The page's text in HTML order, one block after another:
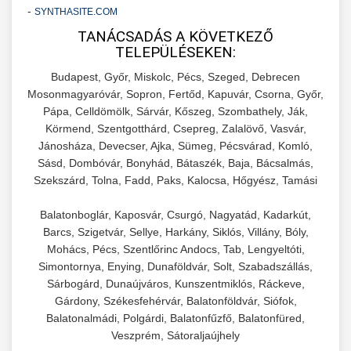
szonyegtisztito.net
marketing stratégiai tervrajz
Teljes dokumentáció egy klinika átalakulási
útjáról, bemutatva az utat a küzdő praxistól a
virágzó vállalkozásig 150%-os növekedéssel.
szonyegtakaritas.org
klinika átalakulási történet
🎪 18. Szemhéjplasztika Iránti
Érdeklődés 150%-os Fokozása
Technikák és módszerek a páciensek
érdeklődésének és elkötelezettségének drámai
növeléséhez. Egy 150%-os fellendülési
esettanulmány gyakorlati betekintésekkel.
elkötelezettség erősítési módszerek
🎮 19. AI Google Ads és Meta
Kampány Kezelés
+
Fejlett AI-alapú Google Ads és Meta hirdetési
költségvetését gépi tanulással és
automatizálással.
aikampany.hu AI hirdetési automatizálás
Professzionális ipari dagasztógépek és
tésztakeverő gépek pékségek és kereskedelmi
konyhák számára. Masszív konstrukció
megbízható teljesítményhez.
chef-iparikonyhagepek.hu
🔪 21. Ipari Szeletelőgép +
Ipari hús- és sajtszeletelő gépek professzionális
élelmiszer-előkészítéshez. Precíziós vágás
állítható vastagság beállítással.
📦 22. Vákuumozó Gép
- SYNTHASITE.COM
TANÁCSADÁS A KÖVETKEZŐ
TELEPÜLÉSEKEN:
Budapest, Győr, Miskolc, Pécs, Szeged, Debrecen
Mosonmagyaróvár, Sopron, Fertőd, Kapuvár, Csorna, Győr,
Pápa, Celldömölk, Sárvár, Kőszeg, Szombathely, Ják,
Körmend, Szentgotthárd, Csepreg, Zalalövő, Vasvár,
Jánosháza, Devecser, Ajka, Sümeg, Pécsvárad, Komló,
Sásd, Dombóvár, Bonyhád, Bátaszék, Baja, Bácsalmás,
Szekszárd, Tolna, Fadd, Paks, Kalocsa, Hőgyész, Tamási
Balatonboglár, Kaposvár, Csurgó, Nagyatád, Kadarkút,
Barcs, Szigetvár, Sellye, Harkány, Siklós, Villány, Bóly,
Mohács, Pécs, Szentlőrinc Andocs, Tab, Lengyeltóti,
Simontornya, Enying, Dunaföldvár, Solt, Szabadszállás,
Sárbogárd, Dunaújváros, Kunszentmiklós, Ráckeve,
Gárdony, Székesfehérvár, Balatonföldvár, Siófok,
Balatonalmádi, Polgárdi, Balatonfűzfő, Balatonfüred,
Veszprém, Sátoraljaújhely